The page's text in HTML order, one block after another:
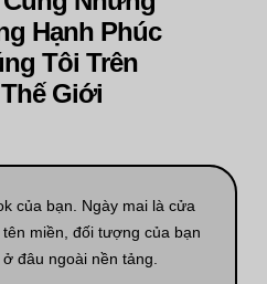
Hạnh Phúc
Tôi Trên
Giới
của bạn. Ngày mai là cửa
miền, đối tượng của bạn
đâu ngoài nền tảng.